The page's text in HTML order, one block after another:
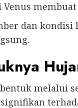
dan
melalui